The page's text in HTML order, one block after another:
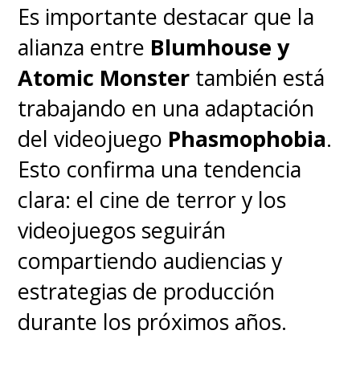
Es importante destacar que la
alianza entre Blumhouse y
Atomic Monster también está
trabajando en una adaptación
del videojuego Phasmophobia.
Esto confirma una tendencia
clara: el cine de terror y los
videojuegos seguirán
compartiendo audiencias y
estrategias de producción
durante los próximos años.